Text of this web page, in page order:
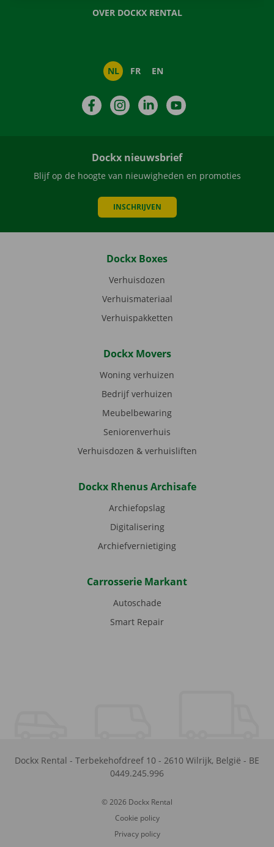
OVER DOCKX RENTAL
NL FR EN
FacebookInstagramLinkedIn
Dockx nieuwsbrief
Blijf op de hoogte van nieuwigheden en promoties
INSCHRIJVEN
Dockx Boxes
Verhuisdozen
Verhuismateriaal
Verhuispakketten
Dockx Movers
Woning verhuizen
Bedrijf verhuizen
Meubelbewaring
Seniorenverhuis
Verhuisdozen & verhuisliften
Dockx Rhenus Archisafe
Archiefopslag
Digitalisering
Archiefvernietiging
Carrosserie Markant
Autoschade
Smart Repair
Dockx Rental - Terbekehofdreef 10 - 2610 Wilrijk, België - BE
0449.245.996
© 2026 Dockx Rental
Cookie policy
Privacy policy